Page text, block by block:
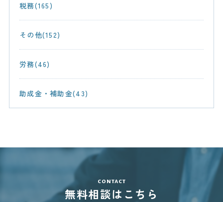
税務(165)
その他(152)
労務(46)
助成金・補助金(43)
contact
無料相談はこちら